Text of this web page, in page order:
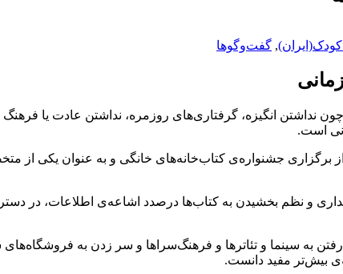
, گفت‌وگوها
نداشتن انگیزه، گرفتاری‌های روزمره، نداشتن عادت یا
است.
برگزاری جشنواره‌ی کتاب‌خانه‌های خانگی و به عنوان یکی از
و نظم بخشیدن به کتاب‌ها درصدد اشاعه‌ی اطلاعات، در
به سینما و تئاترها و فرهنگ‌سراها و سر زدن به
بیش‌تر مفید دانست.